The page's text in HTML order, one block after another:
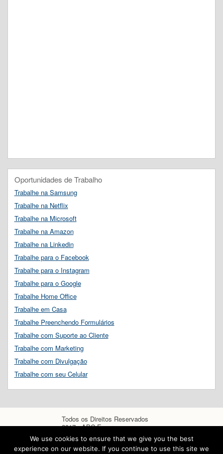
Oportunidades de Trabalho
Trabalhe na Samsung
Trabalhe na Netflix
Trabalhe na Microsoft
Trabalhe na Amazon
Trabalhe na Linkedin
Trabalhe para o Facebook
Trabalhe para o Instagram
Trabalhe para o Google
Trabalhe Home Office
Trabalhe em Casa
Trabalhe Preenchendo Formulários
Trabalhe com Suporte ao Cliente
Trabalhe com Marketing
Trabalhe com Divulgação
Trabalhe com seu Celular
Todos os Direitos Reservados
2017 - ABC Empregos
We use cookies to ensure that we give you the best
experience on our website. If you continue to use this site we